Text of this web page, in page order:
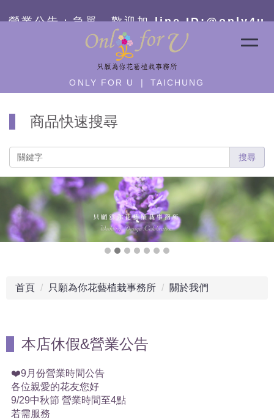
ONLY FOR U ❘ TAICHUNG
商品快速搜尋
搜尋
首頁 只願為你花藝植栽事務所 關於我們
本店休假&營業公告
❤️9月份營業時間公告
各位親愛的花友您好
9/29中秋節 營業時間至4點
若需服務
營業公告：急單－歡迎加 line ID:@only4u